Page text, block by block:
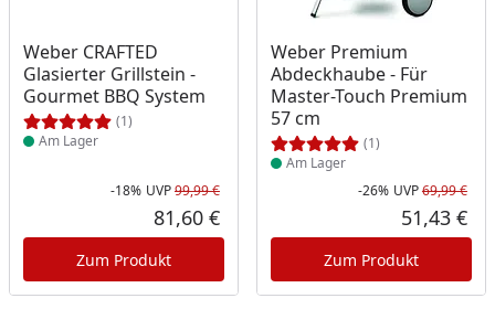
Weber CRAFTED
Glasierter Grillstein -
Gourmet BBQ System
(1)
Produkt am Lager
Am Lager
Rabatt in Prozent
-18%
Ursprünglicher Preis
UVP99,99 €
Aktueller Preis
81,60 €
Zum Produkt
Weber Premium
Abdeckhaube - Für
Master-Touch Premium
57 cm
(1)
Produkt am Lager
Am Lager
-26% UVP69,99 €
51,43 €
Zum Produkt